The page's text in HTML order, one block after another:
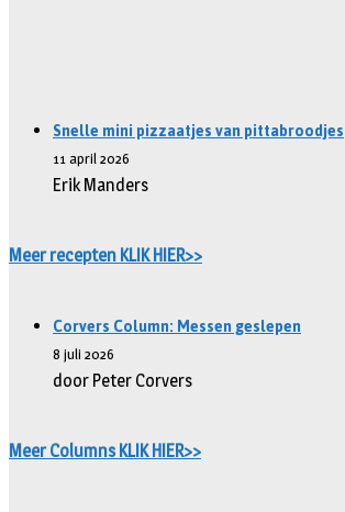
Snelle mini pizzaatjes van pittabroodjes
11 april 2026
Erik Manders
Meer recepten KLIK HIER>>
Corvers Column: Messen geslepen
8 juli 2026
door Peter Corvers
Meer Columns KLIK HIER>>